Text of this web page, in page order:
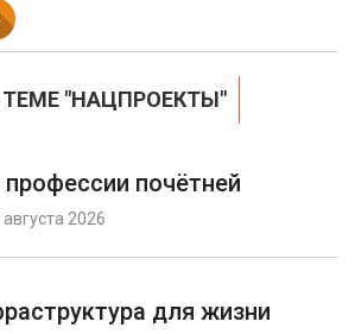
"НАЦПРОЕКТЫ"
почётней
2026
для жизни